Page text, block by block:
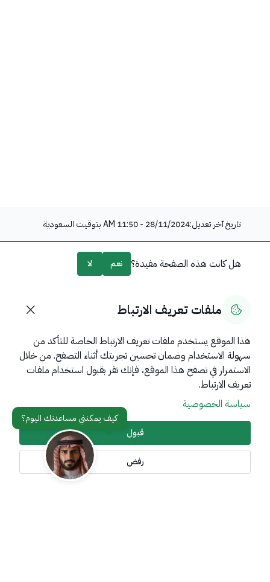
تاريخ آخر تعديل:28/11/2024 - 11:50 AM بتوقيت السعودية
هل كانت هذه الصفحة مفيدة؟ نعم لا
روابط مهمة
عن المملكة
عن الوزارة
تواصل معنا أدوات الإتاحة وامكانية الوصول
ملفات تعريف الارتباط
هذا الموقع يستخدم ملفات تعريف الارتباط الخاصة للتأكد من
سهولة الاستخدام وضمان تحسين تجربتك أثناء التصفح. من خلال
الاستمرار في تصفح هذا الموقع، فإنك تقر بقبول استخدام ملفات
تعريف الارتباط.
سياسة الخصوصية
قبول
رفض